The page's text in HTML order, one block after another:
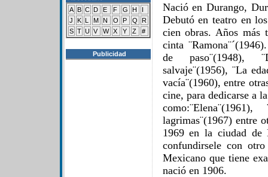
A B C D E F G H
I
J
K L M N O P Q
R
S T U V W X Y Z #
Publicidad
Nació en Durango,
Debutó en teatro en
cien obras. Años más
cinta
de paso¨(1948),
salvaje¨(1956), ¨La
vacía¨(1960), entre
cine, para dedicarse a
lagrimas¨(1967) entre
1969 en la ciudad de
confundirsele con
Mexicano que tiene
nació en 1906.